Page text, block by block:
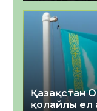
Қазақстан
қолайлы ел